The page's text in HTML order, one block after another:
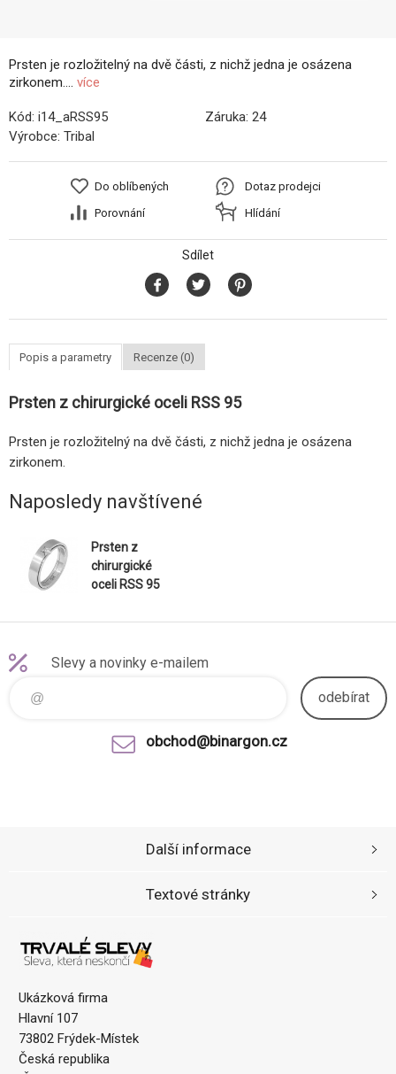
Prsten je rozložitelný na dvě části, z nichž jedna je osázena
zirkonem.... více
Kód: i14_aRSS95 Záruka: 24
Výrobce: Tribal
Do oblíbených
Porovnání
Dotaz prodejci
Hlídání
Sdílet
Popis a parametry Recenze (0)
Prsten z chirurgické oceli RSS 95
Prsten je rozložitelný na dvě části, z nichž jedna je osázena
zirkonem.
Naposledy navštívené
Prsten z
chirurgické
oceli RSS 95
Slevy a novinky e-mailem
odebírat
obchod@binargon.cz
Ukázková firma
Hlavní 107
73802 Frýdek-Místek
Česká republika
Další informace
Textové stránky